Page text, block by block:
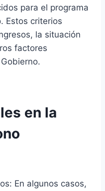
para el programa
Estos criterios
la situación
factores
en la
En algunos casos,